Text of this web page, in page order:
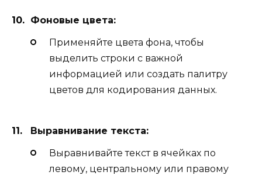
Фоновые цвета:
Применяйте цвета фона, чтобы
выделить строки с важной
информацией или создать палитру
цветов для кодирования данных.
Выравнивание текста:
Выравнивайте текст в ячейках по
левому, центральному или правому